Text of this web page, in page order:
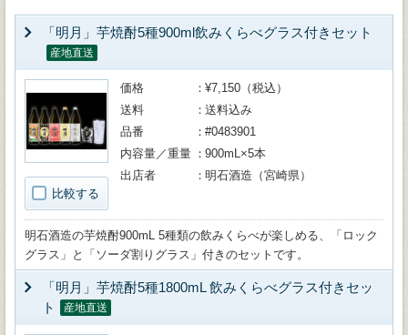
「明月」芋焼酎5種900ml飲みくらべグラス付きセット
産地直送
比較する
価格
¥7,150（税込）
送料
送料込み
品番
#0483901
内容量／重量
900mL×5本
出店者
明石酒造（宮崎県）
明石酒造の芋焼酎900mL 5種類の飲みくらべが楽しめる、「ロック
グラス」と「ソーダ割りグラス」付きのセットです。
「明月」芋焼酎5種1800mL 飲みくらべグラス付きセッ
ト
産地直送